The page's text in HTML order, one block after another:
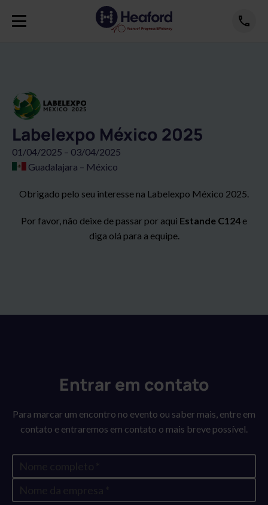
Labelexpo México 2025
01/04/2025 – 03/04/2025
Guadalajara – México
Obrigado pelo seu interesse na Labelexpo México 2025.
Por favor, não deixe de passar por aqui Estande C124 e
diga olá para a equipe.
Entrar em contato
Para marcar um encontro no evento ou saber mais, entre em
contato e entraremos em contato o mais breve possível.